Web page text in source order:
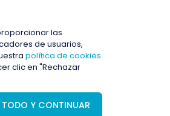
las
de usuarios,
política de cookies
clic en "Rechazar
Y CONTINUAR